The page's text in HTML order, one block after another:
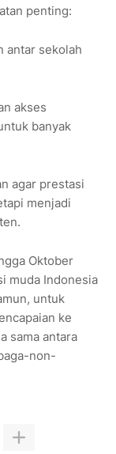
penting:
antar sekolah
akses
banyak
agar prestasi
menjadi
Oktober
muda Indonesia
untuk
ke
sama antara
non-